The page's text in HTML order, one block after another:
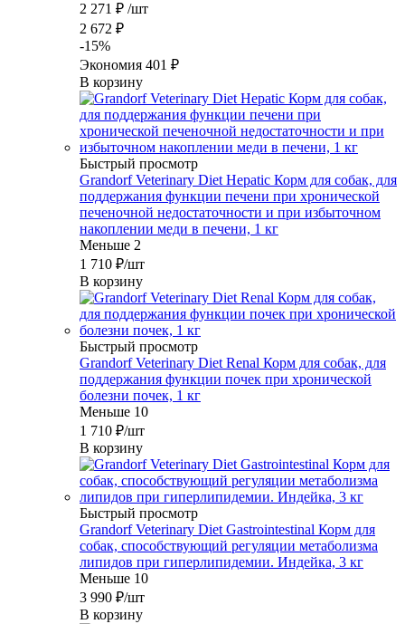
2 271 ₽ /шт
2 672 ₽
-15%
Экономия 401 ₽
В корзину
Быстрый просмотр
Grandorf Veterinary Diet Hepatic Корм для собак, для
поддержания функции печени при хронической
печеночной недостаточности и при избыточном
накоплении меди в печени, 1 кг
Меньше 2
1 710 ₽/шт
В корзину
Быстрый просмотр
Grandorf Veterinary Diet Renal Корм для собак, для
поддержания функции почек при хронической
болезни почек, 1 кг
Меньше 10
1 710 ₽/шт
В корзину
Быстрый просмотр
Grandorf Veterinary Diet Gastrointestinal Корм для
собак, способствующий регуляции метаболизма
липидов при гиперлипидемии. Индейка, 3 кг
Меньше 10
3 990 ₽/шт
В корзину